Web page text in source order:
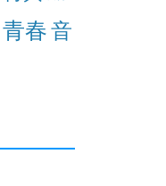
青春音